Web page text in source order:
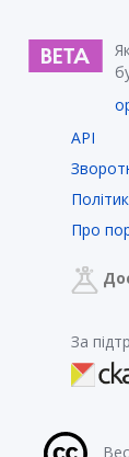
API
Про
За